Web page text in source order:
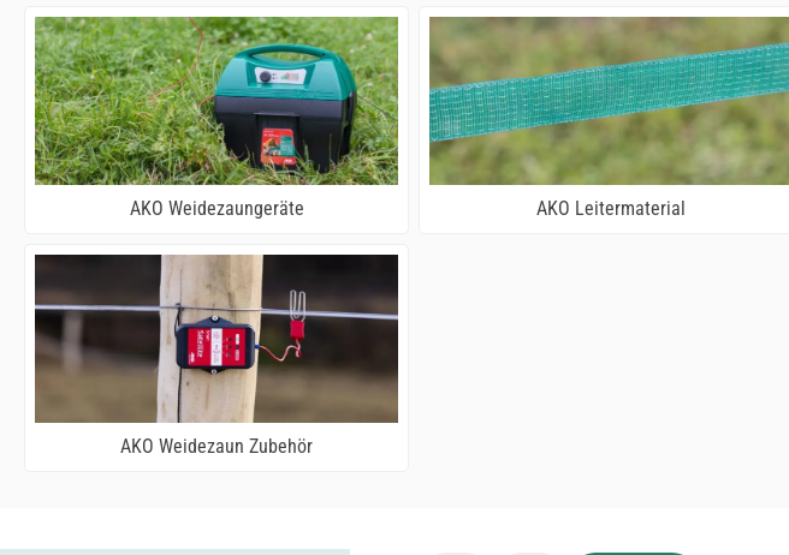
AKO Weidezaungeräte AKO Leitermaterial
AKO Weidezaun Zubehör